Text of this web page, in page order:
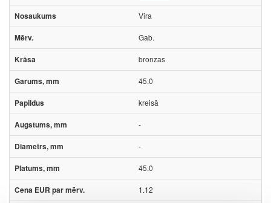
Vira
Gab.
bronzas
45.0
kreisā
-
-
45.0
1.12